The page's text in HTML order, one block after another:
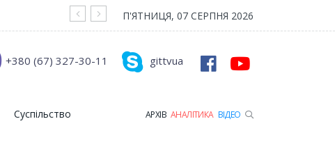
На війні загинув Герой з Рожищенської
П'ЯТНИЦЯ, 07 СЕРПНЯ 2026
gittvua
+380 (67) 327-30-11
Суспільство АРХІВ АНАЛІТИКА ВІДЕО